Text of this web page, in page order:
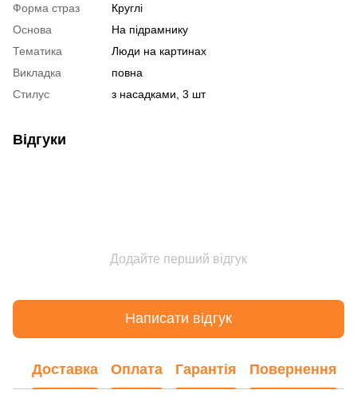
Форма страз
Круглі
Основа
На підрамнику
Тематика
Люди на картинах
Викладка
повна
Стилус
з насадками, 3 шт
Відгуки
Додайте перший відгук
Написати відгук
Доставка Оплата Гарантія Повернення